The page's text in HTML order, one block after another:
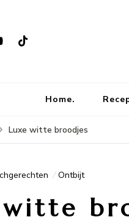
Home.
Luxe witte broodjes
Ontbijt
witte